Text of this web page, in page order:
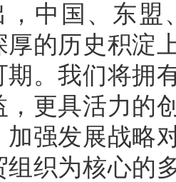
，中国、东盟
厚的历史积淀
期。我们将拥
，更具活力的
加强发展战略
组织为核心的